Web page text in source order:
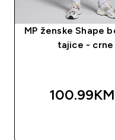
MP ženske Shape
tajice - crne
100.99KM‎